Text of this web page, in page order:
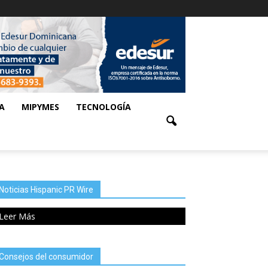
MIPYMES TECNOLOGÍA
Noticias Hispanic PR Wire
Leer Más
del consumidor